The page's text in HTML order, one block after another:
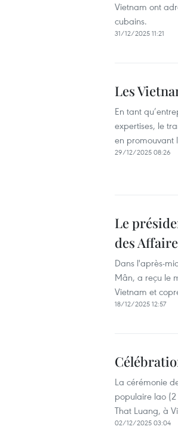
Vietnam ont
cubains.
31/12/2025 11:21
Les
En tant
expertises, le
en promouvant
29/12/2025 08:26
Le
des
Dans l'après-
Mân, a reçu le
Vietnam et
18/12/2025 12:57
La cérémonie
populaire lao
That Luang, à
02/12/2025 03:04